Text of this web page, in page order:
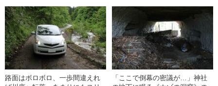
路面はボロボロ、一歩間違えれ
「ここで倒幕の密議が…」神社